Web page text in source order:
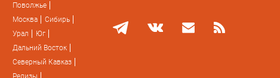
Поволжье
Москва
Сибирь
Урал
Юг
Дальний Восток
Северный Кавказ